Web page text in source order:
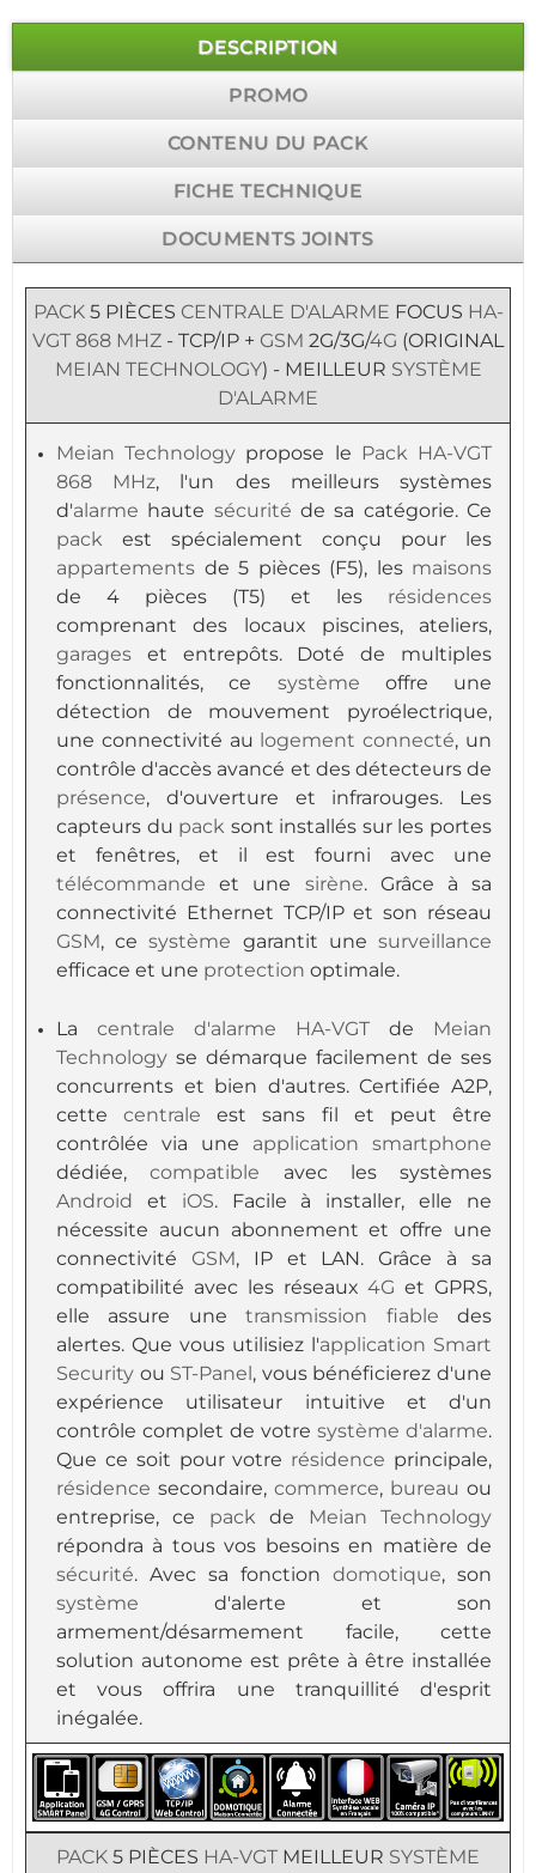
DESCRIPTION
PROMO
CONTENU DU PACK
FICHE TECHNIQUE
DOCUMENTS JOINTS
PACK5 PIÈCES CENTRALE D'ALARME FOCUS HA-
VGT 868 MHZ - TCP/IP + GSM 2G/3G/4G (ORIGINAL
MEIAN TECHNOLOGY) - MEILLEUR SYSTÈME
D'ALARME
Meian Technology propose le Pack HA-VGT
868 MHz, l'un des meilleurs systèmes
d'alarme haute sécurité de sa catégorie. Ce
pack est spécialement conçu pour les
appartements de 5 pièces (F5), les maisons
de 4 pièces (T5) et les résidences
comprenant des locaux piscines, ateliers,
garages et entrepôts. Doté de multiples
fonctionnalités, ce système offre une
détection de mouvement pyroélectrique,
une connectivité au logement connecté, un
contrôle d'accès avancé et des détecteurs de
présence, d'ouverture et infrarouges. Les
capteurs du pack sont installés sur les portes
et fenêtres, et il est fourni avec une
télécommande et une sirène. Grâce à sa
connectivité Ethernet TCP/IP et son réseau
GSM, cesystème garantit unesurveillance
efficace et une protection optimale.
La centrale d'alarme HA-VGT de
Meian
Technology se démarque facilement de ses
concurrents et bien d'autres. Certifiée A2P,
cettecentrale est sans fil et peut être
contrôlée via une application
smartphone
dédiée,compatible avec les systèmes
Android
et iOS. Facile à installer, elle ne
nécessite aucun abonnement et offre une
connectivité GSM, IP et LAN. Grâce à sa
compatibilité avec les réseaux4G et GPRS,
elle assure unetransmission fiable des
alertes. Que vous utilisiez l'application Smart
Security ou ST-Panel , vous bénéficierez d'une
expérience utilisateur intuitive et d'un
contrôle complet de votre système d'alarme.
Que ce soit pour votre résidence principale,
résidence secondaire, commerce, bureau ou
entreprise, ce packde
Meian Technology
répondra à tous vos besoins en matière de
sécurité. Avec sa fonction domotique, son
système d'alerte et son
armement/désarmement facile, cette
solution autonome est prête à être installée
et vous offrira une tranquillité d'esprit
inégalée.
PACK 5 PIÈCES HA-VGT MEILLEUR SYSTÈME